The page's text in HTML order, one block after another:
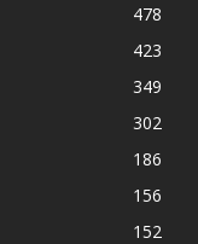
478
423
349
302
186
156
152